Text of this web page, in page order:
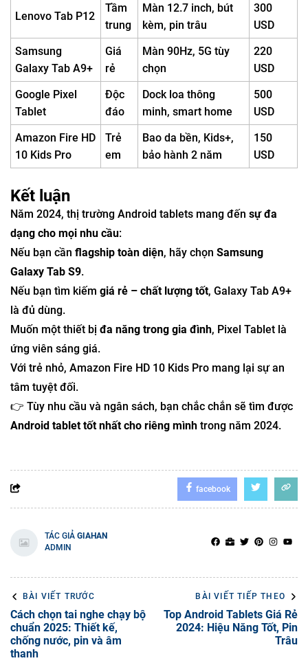
Lenovo Tab P12
Tầm
trung
Màn 12.7 inch, bút
kèm, pin trâu
300
USD
Samsung
Galaxy Tab A9+
Giá
rẻ
Màn 90Hz, 5G tùy
chọn
220
USD
Google Pixel
Tablet
Độc
đáo
Dock loa thông
minh, smart home
500
USD
Amazon Fire HD
10 Kids Pro
Trẻ
em
Bao da bền, Kids+,
bảo hành 2 năm
150
USD
Kết luận
Năm 2024, thị trường Android tablets mang đến sự đa
dạng cho mọi nhu cầu:
Nếu bạn cần flagship toàn diện, hãy chọn Samsung
Galaxy Tab S9.
Nếu bạn tìm kiếm giá rẻ – chất lượng tốt, Galaxy Tab A9+
là đủ dùng.
Muốn một thiết bị đa năng trong gia đình, Pixel Tablet là
ứng viên sáng giá.
Với trẻ nhỏ, Amazon Fire HD 10 Kids Pro mang lại sự an
tâm tuyệt đối.
👉 Tùy nhu cầu và ngân sách, bạn chắc chắn sẽ tìm được
Android tablet tốt nhất cho riêng mình trong năm 2024.
facebook
TÁC GIẢ GIAHAN
ADMIN
BÀI VIẾT TRƯỚC
Cách chọn tai nghe chạy bộ
chuẩn 2025: Thiết kế,
chống nước, pin và âm
thanh
BÀI VIẾT TIẾP THEO
Top Android Tablets Giá Rẻ
2024: Hiệu Năng Tốt, Pin
Trâu